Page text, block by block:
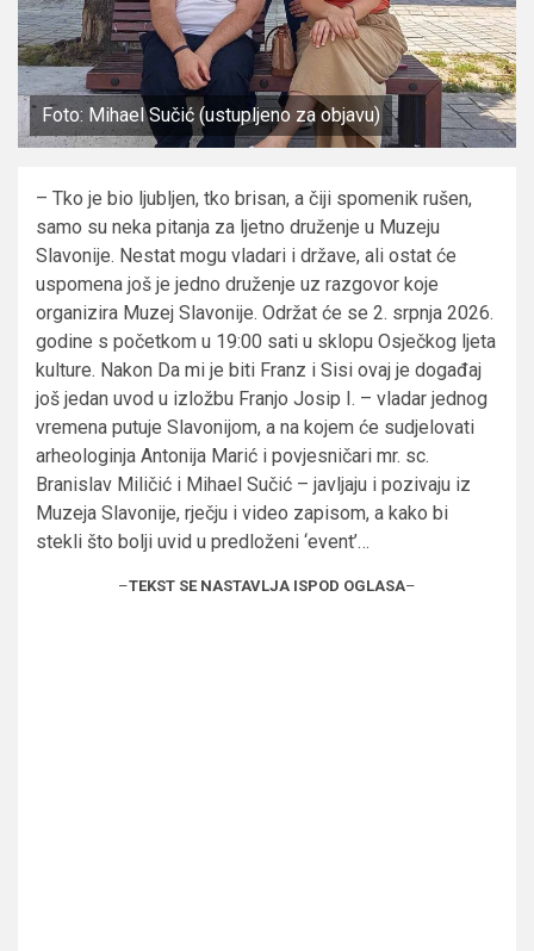
Foto: Mihael Sučić (ustupljeno za objavu)
– Tko je bio ljubljen, tko brisan, a čiji spomenik rušen,
samo su neka pitanja za ljetno druženje u Muzeju
Slavonije. Nestat mogu vladari i države, ali ostat će
uspomena još je jedno druženje uz razgovor koje
organizira Muzej Slavonije. Održat će se 2. srpnja 2026.
godine s početkom u 19:00 sati u sklopu Osječkog ljeta
kulture. Nakon Da mi je biti Franz i Sisi ovaj je događaj
još jedan uvod u izložbu Franjo Josip I. – vladar jednog
vremena putuje Slavonijom, a na kojem će sudjelovati
arheologinja Antonija Marić i povjesničari mr. sc.
Branislav Miličić i Mihael Sučić – javljaju i pozivaju iz
Muzeja Slavonije, rječju i video zapisom, a kako bi
stekli što bolji uvid u predloženi ‘event’…
–TEKST SE NASTAVLJA ISPOD OGLASA–